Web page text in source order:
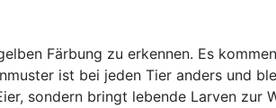
Färbung zu erkennen. Es
ist bei jeden Tier anders und
sondern bringt lebende Larven